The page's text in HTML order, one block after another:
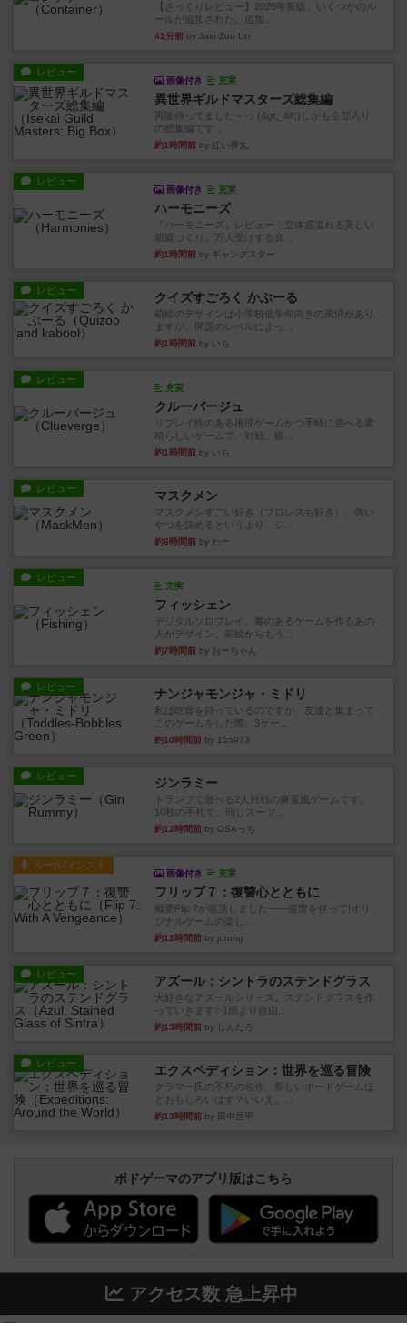
【ざっくりレビュー】2026年新版、いくつかのル
ールが追加された。追加...
41分前 by Juin-Zuo Lin
レビュー
画像付き 充実
異世界ギルドマスターズ総集編
再販待ってました～っ (&gt;_&lt;)しかも全部入り
の総集編です...
約1時間前 by 紅い弾丸
レビュー
画像付き 充実
ハーモニーズ
『ハーモニーズ』レビュー：立体感溢れる美しい
箱庭づくり。万人受けする良...
約1時間前 by ギャングスター
レビュー クイズすごろく かぶーる
箱絵のデザインは小学校低学年向きの風情があり
ますが、問題のレベルによっ...
約1時間前 by いち
レビュー
充実
クルーバージュ
リプレイ性のある推理ゲームかつ手軽に遊べる素
晴らしいゲームで、対戦、協...
約1時間前 by いち
レビュー マスクメン
マスクメンすごい好き（プロレスも好き）。強い
やつを決めるというより、ジ...
約6時間前 by わー
レビュー
充実
フィッシェン
デジタルソロプレイ。毒のあるゲームを作るあの
人がデザイン。箱絵からもう...
約7時間前 by おーちゃん
レビュー ナンジャモンジャ・ミドリ
私は吃音を持っているのですが、友達と集まって
このゲームをした際、3ゲー...
約10時間前 by 155973
レビュー ジンラミー
トランプで遊べる2人対戦の麻雀風ゲームです。
10枚の手札で、同じスーツ...
約12時間前 by OSAっち
ルール/インスト
画像付き 充実
フリップ７：復讐心とともに
概要Flip 7が復活しました――復讐を伴って!オリ
ジナルゲームの楽し...
約12時間前 by jurong
レビュー アズール：シントラのステンドグラス
大好きなアズールシリーズ。ステンドグラスを作
っていきます✨1部より自由...
約13時間前 by しんたろ
レビュー エクスペディション：世界を巡る冒険
クラマー氏の不朽の名作。新しいボードゲームほ
どおもしろいはず？いいえ。...
約13時間前 by 田中昌平
ボドゲーマのアプリ版はこちら
アクセス数 急上昇中